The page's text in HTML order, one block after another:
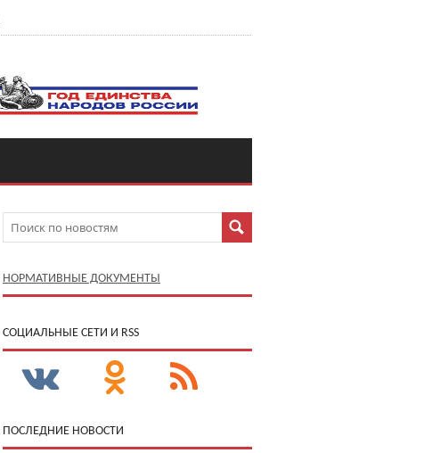
НОРМАТИВНЫЕ ДОКУМЕНТЫ
CОЦИАЛЬНЫЕ СЕТИ И RSS
ПОСЛЕДНИЕ НОВОСТИ